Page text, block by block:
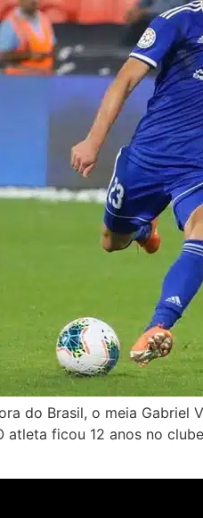
do Brasil, o meia Gabriel
atleta ficou 12 anos no